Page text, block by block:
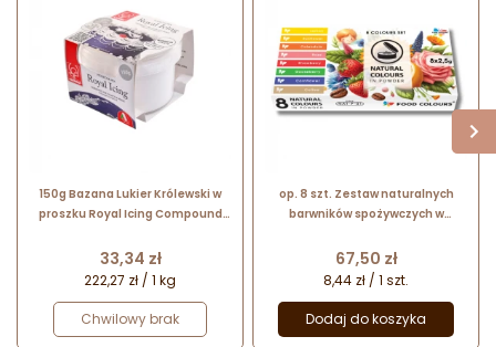
150g Bazana Lukier Królewski w
proszku Royal Icing Compound
Cena
33,34 zł
222,27 zł / 1 kg
Chwilowy brak
op. 8 szt. Zestaw naturalnych
barwników spożywczych w
- osiem naturalnych kolorów
Cena
67,50 zł
8,44 zł / 1 szt.
Dodaj do koszyka